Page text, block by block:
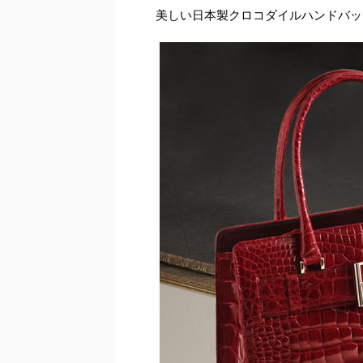
美しい日本製クロコダイルハンドバ